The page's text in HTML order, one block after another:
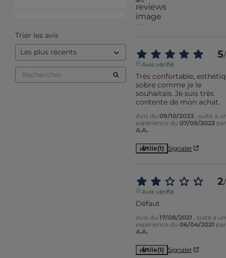
0
Trier les avis
5/
Avis vérifié
Très confortable,
sobre comme je le
souhaitais. Je suis très
contente de mon achat.
Avis du 09/10/2023
, suite à
expérience du 07/08/2023 par
A.A.
Utile(1) Signaler
2/
Avis vérifié
Défaut
Avis du 17/08/2021
, suite à
expérience du 06/04/2021 par
A.A.
Utile(1) Signaler